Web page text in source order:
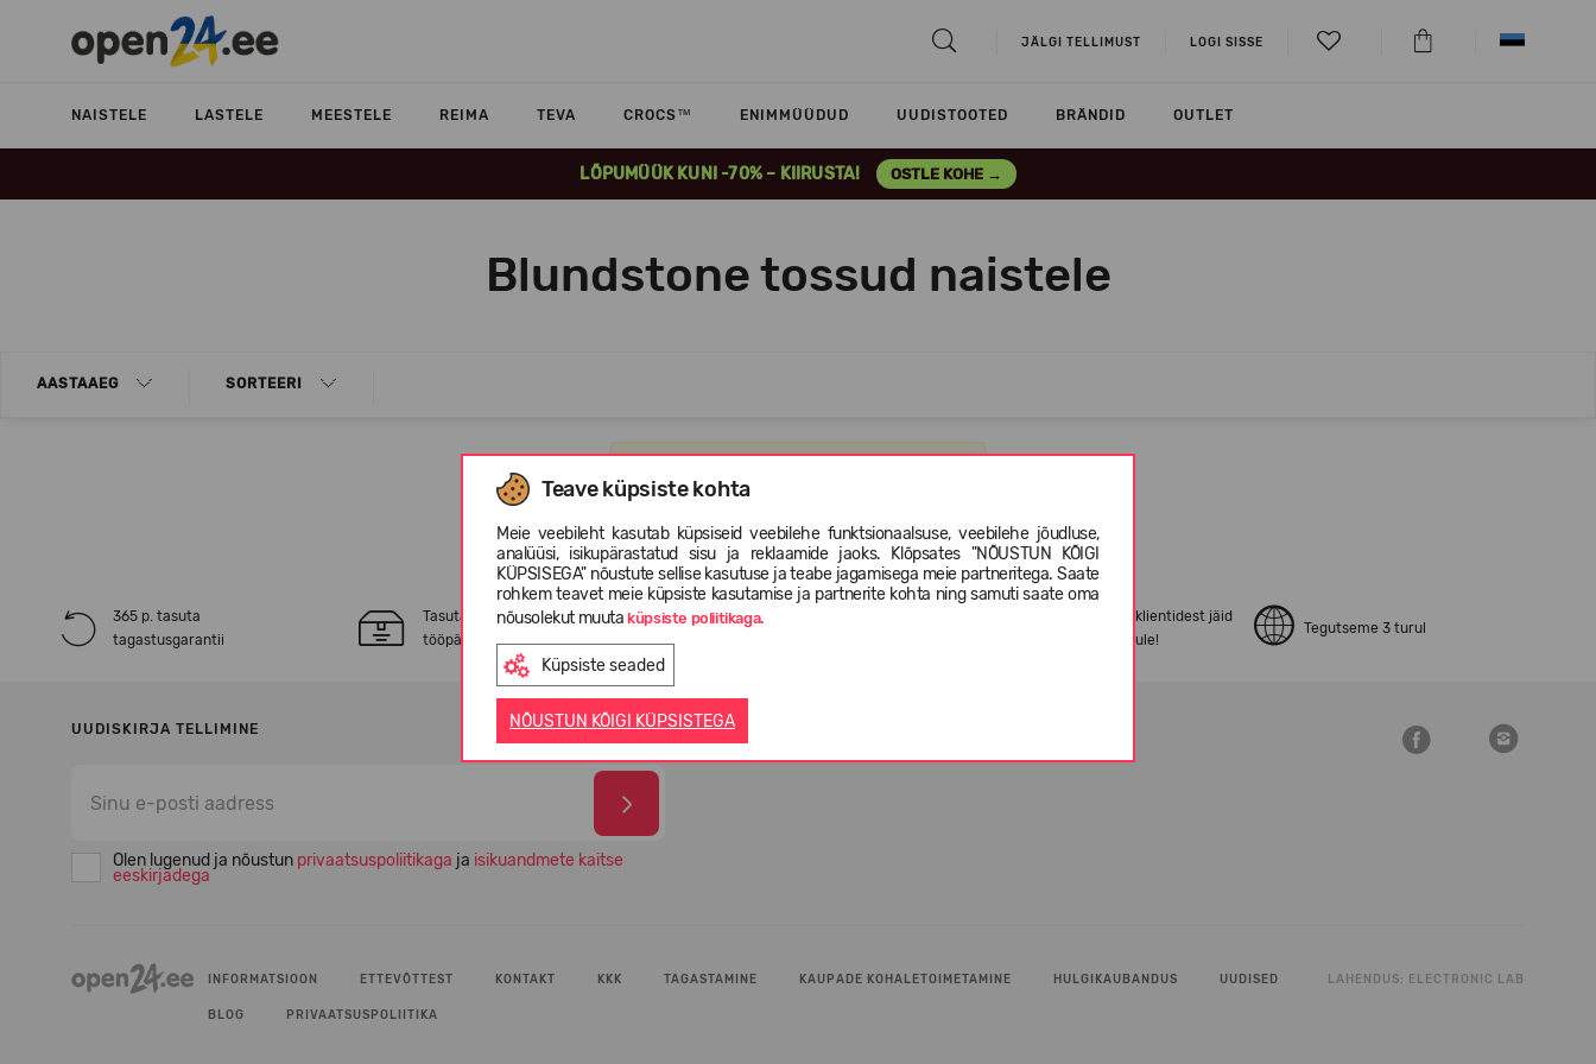
JÄLGI TELLIMUST LOGI SISSE
NAISTELE LASTELE MEESTELE REIMA TEVA CROCS™ ENIMMÜÜDUD UUDISTOOTED BRÄNDID OUTLET
LÕPUMÜÜK KUNI -70% – KIIRUSTA! OSTLE KOHE →
Teave küpsiste kohta
Meie veebileht kasutab küpsiseid veebilehe funktsionaalsuse, veebilehe jõudluse,
analüüsi, isikupärastatud sisu ja reklaamide jaoks. Klõpsates "NÕUSTUN KÕIGI
KÜPSISEGA" nõustute sellise kasutuse ja teabe jagamisega meie partneritega. Saate
rohkem teavet meie küpsiste kasutamise ja partnerite kohta ning samuti saate oma
nõusolekut muutaküpsiste poliitikaga.
Küpsiste seaded
NÕUSTUN KÕIGI KÜPSISTEGA
Blundstone tossud naistele
AASTAAEG SORTEERI
365 p. tasuta
tagastusgarantii
Tasuta* tarne 2-4
tööpäeva jooksul
Valikus rohkem kui 5 000 erinevat
99% Open24.ee klientidest jäid
oma ostuga rahule!
Tegutseme 3 turul
UUDISKIRJA TELLIMINE
Olen lugenud ja nõustun privaatsuspoliitikaga ja isikuandmete kaitse
eeskirjadega
INFORMATSIOON ETTEVÕTTEST KONTAKT KKK TAGASTAMINE KAUPADE KOHALETOIMETAMINE HULGIKAUBANDUS UUDISED
BLOG PRIVAATSUSPOLIITIKA
LAHENDUS: ELECTRONIC LAB